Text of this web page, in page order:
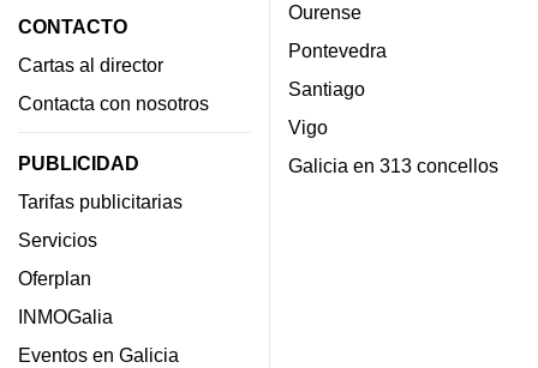
CONTACTO
Cartas al director
Contacta con nosotros
PUBLICIDAD
Tarifas publicitarias
Servicios
Oferplan
INMOGalia
Eventos en Galicia
Ourense
Pontevedra
Santiago
Vigo
Galicia en 313 concellos